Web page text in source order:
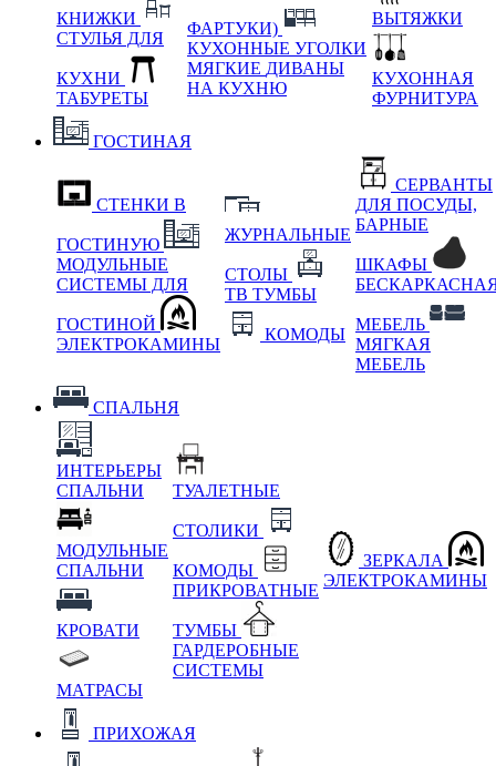
КНИЖКИ
СТУЛЬЯ ДЛЯ
КУХНИ
ТАБУРЕТЫ
ФАРТУКИ)
КУХОННЫЕ УГОЛКИ
МЯГКИЕ ДИВАНЫ
НА КУХНЮ
ВЫТЯЖКИ
КУХОННАЯ
ФУРНИТУРА
ГОСТИНАЯ
СТЕНКИ В
ГОСТИНУЮ
МОДУЛЬНЫЕ
СИСТЕМЫ ДЛЯ
ГОСТИНОЙ
ЭЛЕКТРОКАМИНЫ
ЖУРНАЛЬНЫЕ
СТОЛЫ
ТВ ТУМБЫ
КОМОДЫ
СЕРВАНТЫ
ДЛЯ ПОСУДЫ,
БАРНЫЕ
ШКАФЫ
МЕБЕЛЬ
МЯГКАЯ
МЕБЕЛЬ
СПАЛЬНЯ
ИНТЕРЬЕРЫ
СПАЛЬНИ
МОДУЛЬНЫЕ
СПАЛЬНИ
КРОВАТИ
МАТРАСЫ
ТУАЛЕТНЫЕ
СТОЛИКИ
КОМОДЫ
ПРИКРОВАТНЫЕ
ТУМБЫ
ГАРДЕРОБНЫЕ
СИСТЕМЫ
ЗЕРКАЛА
ЭЛЕКТРОКАМИНЫ
ПРИХОЖАЯ